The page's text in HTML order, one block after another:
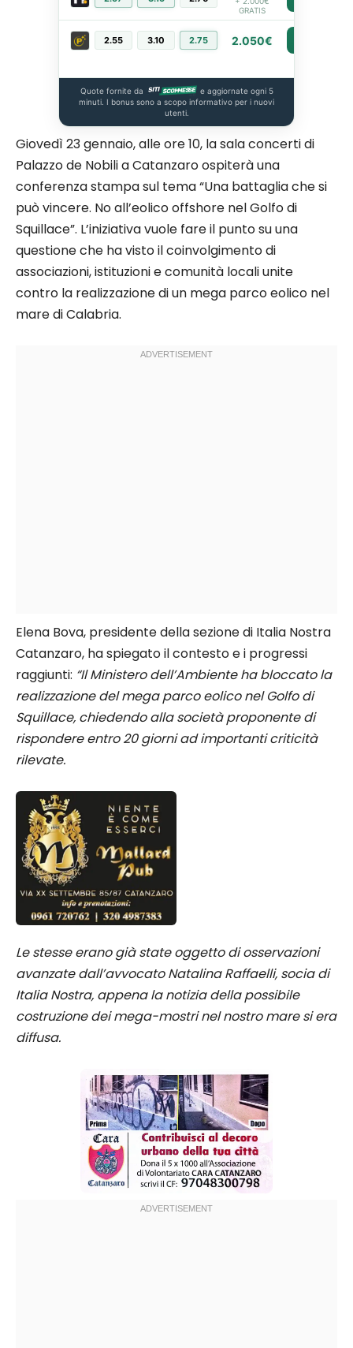
GRATIS
2.55 3.10 2.75 2.050€
Quote fornite da
e aggiornate ogni 5
minuti. I bonus sono a scopo informativo per i nuovi
utenti.
Giovedì 23 gennaio, alle ore 10, la sala concerti di
Palazzo de Nobili a Catanzaro ospiterà una
conferenza stampa sul tema “Una battaglia che si
può vincere. No all’eolico offshore nel Golfo di
Squillace”. L’iniziativa vuole fare il punto su una
questione che ha visto il coinvolgimento di
associazioni, istituzioni e comunità locali unite
contro la realizzazione di un mega parco eolico nel
mare di Calabria.
Elena Bova, presidente della sezione di Italia Nostra
Catanzaro, ha spiegato il contesto e i progressi
raggiunti: “Il Ministero dell’Ambiente ha bloccato la
realizzazione del mega parco eolico nel Golfo di
Squillace, chiedendo alla società proponente di
rispondere entro 20 giorni ad importanti criticità
rilevate.
Le stesse erano già state oggetto di osservazioni
avanzate dall’avvocato Natalina Raffaelli, socia di
Italia Nostra, appena la notizia della possibile
costruzione dei mega-mostri nel nostro mare si era
diffusa.